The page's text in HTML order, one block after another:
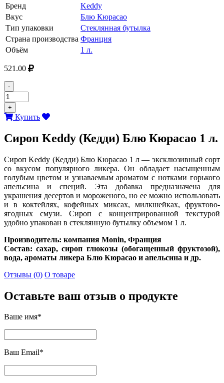
Бренд
Keddy
Вкус
Блю Кюрасао
Тип упаковки
Стеклянная бутылка
Страна производства Франция
Объём
1 л.
521.00
-
+
Купить
Сироп Keddy (Кедди) Блю Кюрасао 1 л.
Сироп Keddy (Кедди) Блю Кюрасао 1 л — эксклюзивный сорт
со вкусом популярного ликера. Он обладает насыщенным
голубым цветом и узнаваемым ароматом с нотками горького
апельсина и специй. Эта добавка предназначена для
украшения десертов и мороженого, но ее можно использовать
и в коктейлях, кофейных миксах, милкшейках, фруктово-
ягодных смузи. Сироп с концентрированной текстурой
удобно упакован в стеклянную бутылку объемом 1 л.
Производитель: компания Monin, Франция
Состав: сахар, сироп глюкозы (обогащенный фруктозой),
вода, ароматы ликера Блю Кюрасао и апельсина и др.
Отзывы (0) О товаре
Оставьте ваш отзыв о продукте
Ваше имя*
Ваш Email*